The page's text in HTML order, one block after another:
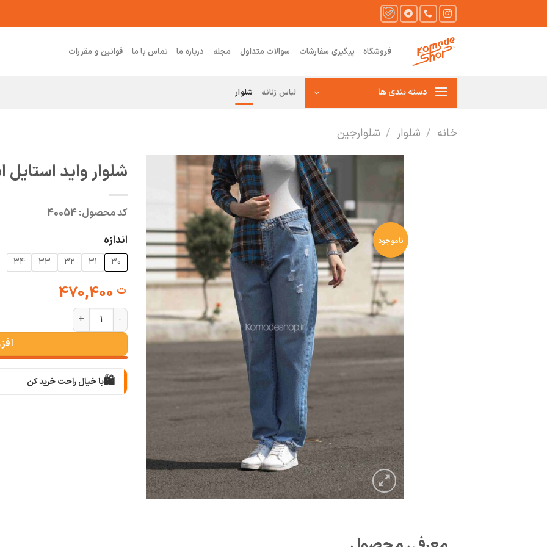
فروشگاه پیگیری سفارشات سوالات متداول مجله درباره ما تماس با ما قوانین و مقررات
دسته بندی ها لباس زنانه شلوار
خانه / شلوار / شلوارجین
ناموجود
شلوار واید استایل
کد محصول:40054
اندازه
30
31
32
33
34
ت
شلوار واید استایل ابی زاپ دار عدد
🛍️با خیال راحت خرید کن